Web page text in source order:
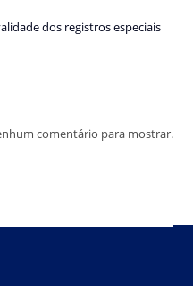
dos registros especiais
comentário para mostrar.